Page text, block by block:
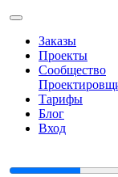
Заказы
Проекты
Сообщество
Тарифы
Блог
Вход